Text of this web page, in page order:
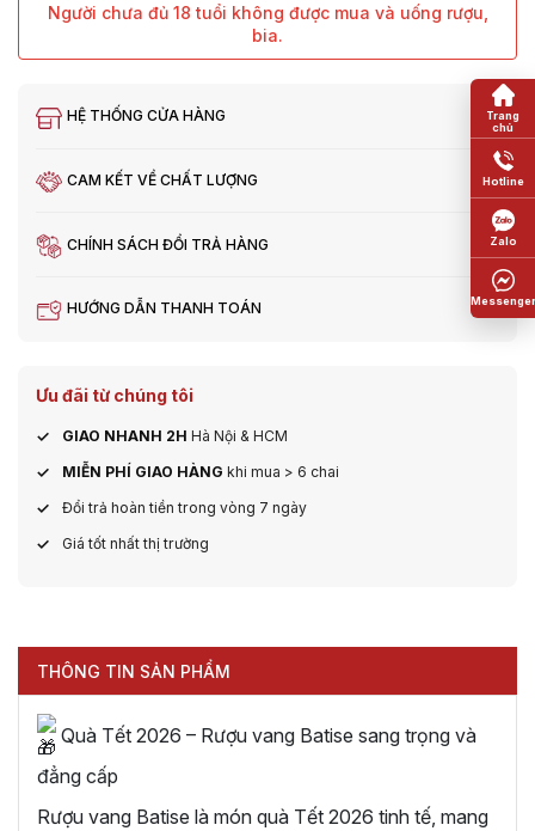
Người chưa đủ 18 tuổi không được mua và uống rượu,
bia.
HỆ THỐNG CỬA HÀNG
CAM KẾT VỀ CHẤT LƯỢNG
CHÍNH SÁCH ĐỔI TRẢ HÀNG
HƯỚNG DẪN THANH TOÁN
Ưu đãi từ chúng tôi
GIAO NHANH 2H Hà Nội & HCM
MIỄN PHÍ GIAO HÀNG khi mua > 6 chai
Đổi trả hoàn tiền trong vòng 7 ngày
Giá tốt nhất thị trường
THÔNG TIN SẢN PHẨM
Quà Tết 2026 – Rượu vang Batise sang trọng và
đẳng cấp
Rượu vang Batise là món quà Tết 2026 tinh tế, mang